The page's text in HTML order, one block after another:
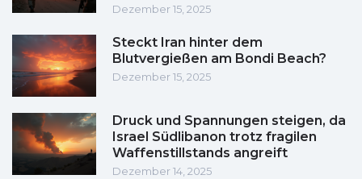
Dezember 15, 2025
Steckt Iran hinter dem
Blutvergießen am Bondi Beach?
Dezember 15, 2025
Druck und Spannungen steigen, da
Israel Südlibanon trotz fragilen
Waffenstillstands angreift
Dezember 14, 2025